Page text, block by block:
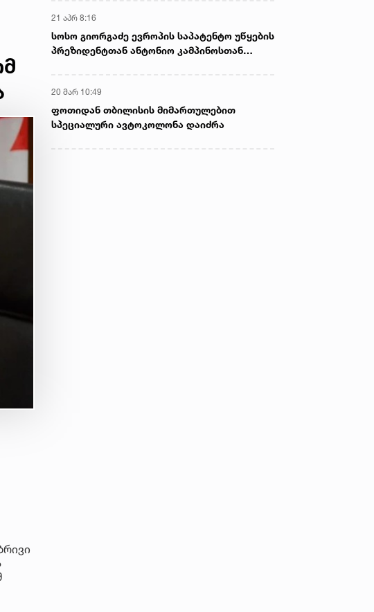
21 აპრ 8:16
სოსო გიორგაძე ევროპის საპატენტო უწყების
პრეზიდენტთან ანტონიო კამპინოსთან
20 მარ 10:49
ფოთიდან თბილისის მიმართულებით
სპეციალური ავტოკოლონა დაიძრა